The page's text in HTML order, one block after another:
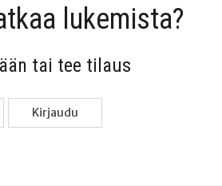
lukemista?
tai tee tilaus
Kir­jau­du